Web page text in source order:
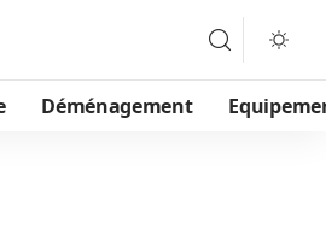
Déménagement